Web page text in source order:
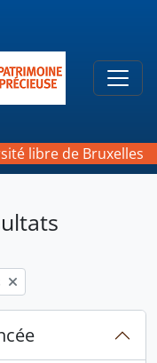
libre de Bruxelles
filter: